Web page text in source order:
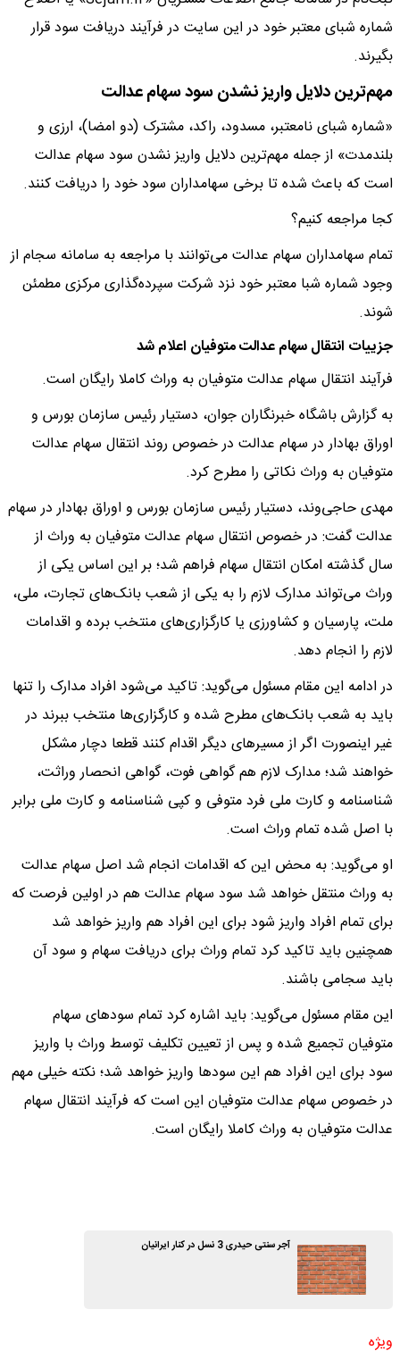
شماره شبای معتبر خود در این سایت در فرآیند دریافت سود قرار
بگیرند.
مهم‌ترین دلایل واریز نشدن سود سهام عدالت
«شماره شبای نامعتبر، مسدود، راکد، مشترک (دو امضا)، ارزی و
بلندمدت» از جمله مهم‌ترین دلایل واریز نشدن سود سهام عدالت
است که باعث شده تا برخی سهامداران سود خود را دریافت کنند.
کجا مراجعه کنیم؟
تمام سهامداران سهام عدالت می‌توانند با مراجعه به سامانه سجام از
وجود شماره شبا معتبر خود نزد شرکت سپرده‌گذاری مرکزی مطمئن
شوند.
جزییات انتقال سهام عدالت متوفیان اعلام شد
فرآیند انتقال سهام عدالت متوفیان به وراث کاملا رایگان است.
به گزارش باشگاه خبرنگاران جوان، دستیار رئیس سازمان بورس و
اوراق بهادار در سهام عدالت در خصوص روند انتقال سهام عدالت
متوفیان به وراث نکاتی را مطرح کرد.
مهدی حاجی‌وند، دستیار رئیس سازمان بورس و اوراق بهادار در سهام
عدالت گفت: در خصوص انتقال سهام عدالت متوفیان به وراث از
سال گذشته امکان انتقال سهام فراهم شد؛ بر این اساس یکی از
وراث می‌تواند مدارک لازم را به یکی از شعب بانک‌های تجارت، ملی،
ملت، پارسیان و کشاورزی یا کارگزاری‌های منتخب برده و اقدامات
لازم را انجام دهد.
در ادامه این مقام مسئول می‌گوید: تاکید می‌شود افراد مدارک را تنها
باید به شعب بانک‌های مطرح شده و کارگزاری‌ها منتخب ببرند در
غیر اینصورت اگر از مسیر‌های دیگر اقدام کنند قطعا دچار مشکل
خواهند شد؛ مدارک لازم هم گواهی فوت، گواهی انحصار وراثت،
شناسنامه و کارت ملی فرد متوفی و کپی شناسنامه و کارت ملی برابر
با اصل شده تمام وراث است.
او می‌گوید: به محض این که اقدامات انجام شد اصل سهام عدالت
به وراث منتقل خواهد شد سود سهام عدالت هم در اولین فرصت که
برای تمام افراد واریز شود برای این افراد هم واریز خواهد شد
همچنین باید تاکید کرد تمام وراث برای دریافت سهام و سود آن
باید سجامی باشند.
این مقام مسئول می‌گوید: باید اشاره کرد تمام سود‌های سهام
متوفیان تجمیع شده و پس از تعیین تکلیف توسط وراث با واریز
سود برای این افراد هم این سود‌ها واریز خواهد شد؛ نکته خیلی مهم
در خصوص سهام عدالت متوفیان این است که فرآیند انتقال سهام
عدالت متوفیان به وراث کاملا رایگان است.
آجر سنتی حیدری 3 نسل در کنار ایرانیان
ویژه